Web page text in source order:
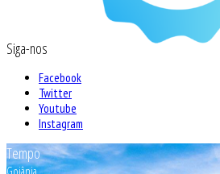
Siga-nos
Facebook
Twitter
Youtube
Instagram
Tempo
Goiânia